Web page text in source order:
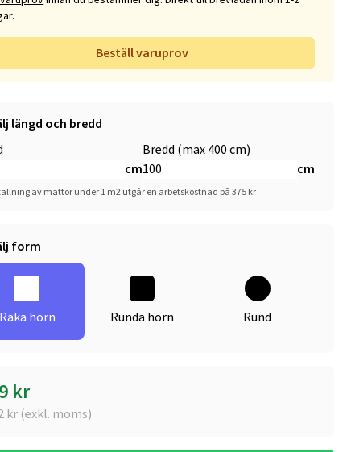
Beställ varuprov
längd och bredd
cm
Bredd (max 400 cm)
cm
av mattor under 1 m2 utgår en arbetskostnad på 375 kr
form
Raka hörn Runda hörn Rund
kr
kr (exkl. moms)